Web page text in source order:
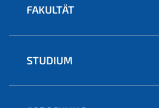
FAKULTÄT
STUDIUM